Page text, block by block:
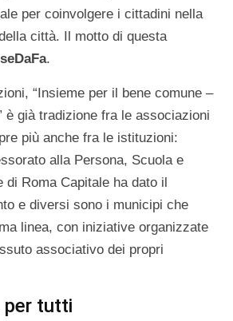
per coinvolgere i cittadini nella
città. Il motto di questa
.
“Insieme per il bene comune –
è già tradizione fra le associazioni
più anche fra le istituzioni:
alla Persona, Scuola e
di Roma Capitale ha dato il
e diversi sono i municipi che
linea, con iniziative organizzate
associativo dei propri
per tutti